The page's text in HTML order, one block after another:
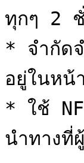
ทุกๆ 2
* จำกัดจ
อยู่ในหน้
* ใช้
นำทางที่